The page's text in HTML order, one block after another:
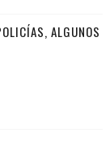
ALGUNOS